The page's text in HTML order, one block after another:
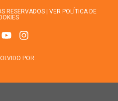
RESERVADOS | VER POLÍTICA DE
POR: